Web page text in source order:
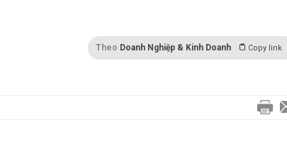
Theo Doanh Nghiệp & Kinh Doanh Copy link